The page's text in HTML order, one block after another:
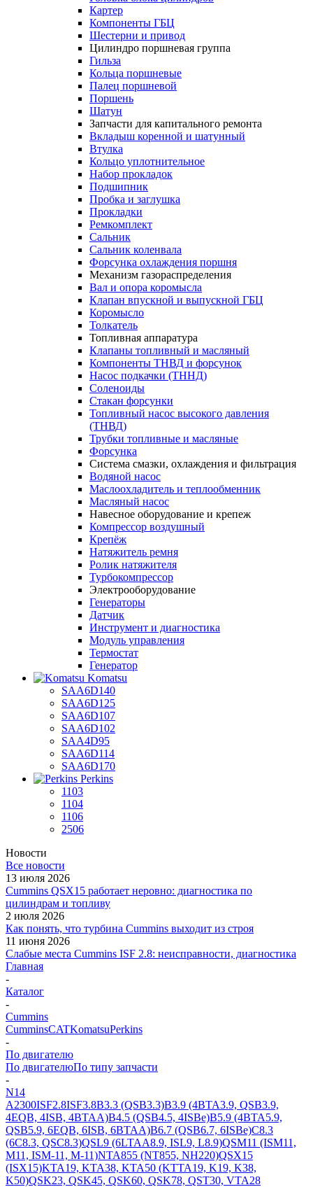
Картер
Компоненты ГБЦ
Шестерни и привод
Цилиндро поршневая группа
Гильза
Кольца поршневые
Палец поршневой
Поршень
Шатун
Запчасти для капитального ремонта
Вкладыш коренной и шатунный
Втулка
Кольцо уплотнительное
Набор прокладок
Подшипник
Пробка и заглушка
Прокладки
Ремкомплект
Сальник
Сальник коленвала
Форсунка охлаждения поршня
Механизм газораспределения
Вал и опора коромысла
Клапан впускной и выпускной ГБЦ
Коромысло
Толкатель
Топливная аппаратура
Клапаны топливный и масляный
Компоненты ТНВД и форсунок
Насос подкачки (ТННД)
Соленоиды
Стакан форсунки
Топливный насос высокого давления
(ТНВД)
Трубки топливные и масляные
Форсунка
Система смазки, охлаждения и фильтрация
Водяной насос
Маслоохладитель и теплообменник
Масляный насос
Навесное оборудование и крепеж
Компрессор воздушный
Крепёж
Натяжитель ремня
Ролик натяжителя
Турбокомпрессор
Электрооборудование
Генераторы
Датчик
Инструмент и диагностика
Модуль управления
Термостат
Генератор
Komatsu
SAA6D140
SAA6D125
SAA6D107
SAA6D102
SAA4D95
SAA6D114
SAA6D170
Perkins
1103
1104
1106
2506
Новости
Все новости
13 июля 2026
Cummins QSX15 работает неровно: диагностика по
цилиндрам и топливу
2 июля 2026
Как понять, что турбина Cummins выходит из строя
11 июня 2026
Слабые места Cummins ISF 2.8: неисправности, диагностика
Главная
-
Каталог
-
Cummins
CumminsCATKomatsuPerkins
-
По двигателю
По двигателюПо типу запчасти
-
N14
A2300ISF2.8ISF3.8B3.3 (QSB3.3)B3.9 (4BTA3.9, QSB3.9,
4EQB, 4ISB, 4BTAA)B4.5 (QSB4.5, 4ISBe)B5.9 (4BTA5.9,
QSB5.9, 6EQB, 6ISB, 6BTAA)B6.7 (QSB6.7, 6ISBe)C8.3
(6C8.3, QSC8.3)QSL9 (6LTAA8.9, ISL9, L8.9)QSM11 (ISM11,
M11, ISM-11, M-11)NTA855 (NT855, NH220)QSX15
(ISX15)KTA19, KTA38, KTA50 (KTTA19, K19, K38,
K50)QSK23, QSK45, QSK60, QSK78, QST30, VTA28